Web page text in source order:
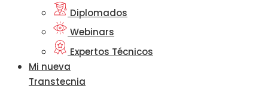
Diplomados
Webinars
Expertos Técnicos
Mi nueva
Transtecnia